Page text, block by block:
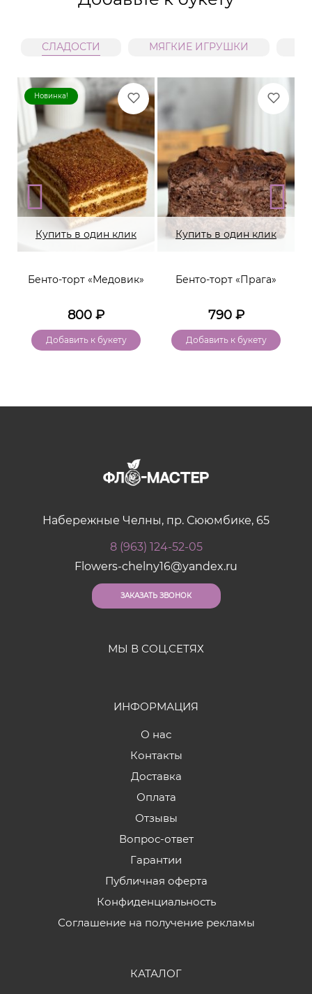
СЛАДОСТИ МЯГКИЕ ИГРУШКИ
Новинка!
Купить в один клик
Бенто-торт «Медовик»
800 ₽
Добавить к букету
Купить в один клик
Бенто-торт «Прага»
790₽
Добавить к букету
Набережные Челны, пр. Сююмбике, 65
8 (963) 124-52-05
Flowers-chelny16@yandex.ru
ЗАКАЗАТЬ ЗВОНОК
МЫ В СОЦ.СЕТЯХ
ИНФОРМАЦИЯ
О нас
Контакты
Доставка
Оплата
Отзывы
Вопрос-ответ
Гарантии
Публичная оферта
Конфиденциальность
Соглашение на получение рекламы
КАТАЛОГ